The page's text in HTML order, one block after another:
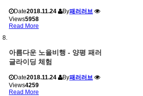
Date2018.11.24 By패러러브
Views5958
Read More
아름다운 노을비행 - 양평 패러
글라이딩 체험
Date2018.11.24 By패러러브
Views4259
Read More